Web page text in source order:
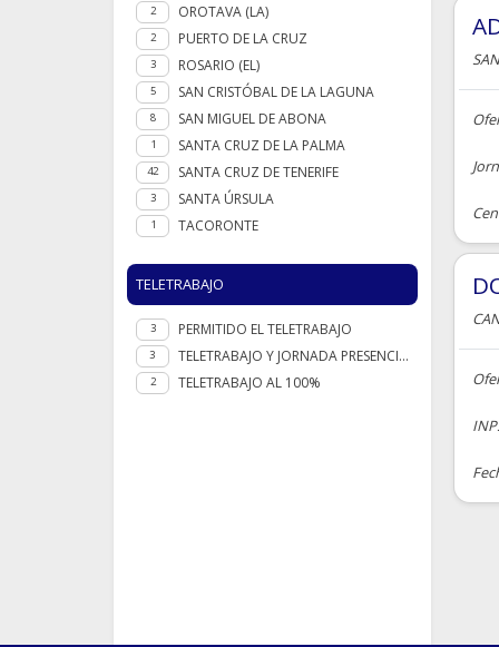
2 OROTAVA (LA)
2 PUERTO DE LA CRUZ
3 ROSARIO (EL)
5 SAN CRISTÓBAL DE LA LAGUNA
8 SAN MIGUEL DE ABONA
1 SANTA CRUZ DE LA PALMA
42 SANTA CRUZ DE TENERIFE
3 SANTA ÚRSULA
1 TACORONTE
TELETRABAJO
3 PERMITIDO EL TELETRABAJO
3 TELETRABAJO Y JORNADA PRESENCIAL
2 TELETRABAJO AL 100%